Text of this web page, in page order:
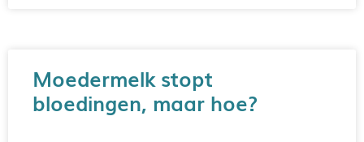
Moedermelk stopt
bloedingen, maar hoe?